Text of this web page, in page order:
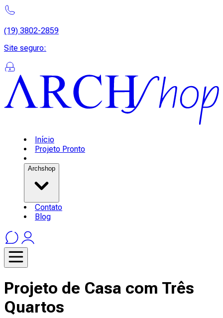
(19) 3802-2859
Site seguro:
Início
Projeto Pronto
Archshop
Contato
Blog
Projeto de Casa com Três
Quartos